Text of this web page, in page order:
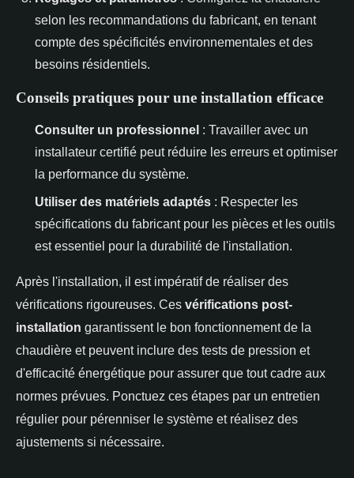
selon les recommandations du fabricant, en tenant
compte des spécificités environnementales et des
besoins résidentiels.
Conseils pratiques pour une installation efficace
Consulter un professionnel : Travailler avec un
installateur certifié peut réduire les erreurs et optimiser
la performance du système.
Utiliser des matériels adaptés : Respecter les
spécifications du fabricant pour les pièces et les outils
est essentiel pour la durabilité de l'installation.
Après l'installation, il est impératif de réaliser des
vérifications rigoureuses. Ces vérifications post-
installation garantissent le bon fonctionnement de la
chaudière et peuvent inclure des tests de pression et
d'efficacité énergétique pour assurer que tout cadre aux
normes prévues. Ponctuez ces étapes par un entretien
régulier pour pérenniser le système et réalisez des
ajustements si nécessaire.